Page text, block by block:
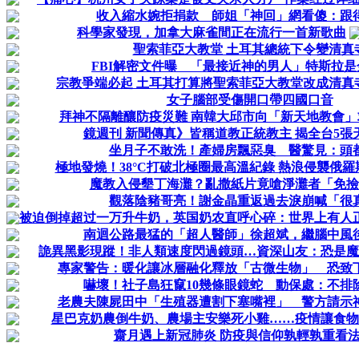
收入縮水婉拒捐款 師姐「神回」網看傻：跟
科學家發現，加拿大麻雀間正在流行一首新歌曲
聖索菲亞大教堂 土耳其總統下令變清真
FBI解密文件曝 「最接近神的男人」特斯拉是
宗教爭端必起 土耳其打算將聖索菲亞大教堂改成清真
女子腦部受傷開口帶四國口音
拜神不隔離釀防疫災難 南韓大邱市向「新天地教會
鏡週刊 新聞傳真》皆稱道教正統教主 揭全台5張
坐月子不敢洗！產婦房飄惡臭 醫驚見：頭
極地發燒！38°C打破北極圈最高溫紀錄 熱浪侵襲俄
魔教入侵墾丁海灘？亂撒紙片竟嗆淨灘者「免
觀落陰豬哥亮！謝金晶重返過去淚崩喊「很
被迫倒掉超过一万升牛奶，英国奶农直呼心碎：世界上有人
南迴公路最猛的「超人醫師」徐超斌，繼腦中風
詭異黑影現蹤！非人類速度閃過鏡頭…資深山友：恐是
專家警告：暖化讓冰層融化釋放「古微生物」 恐致
嚇壞！社子島狂竄10幾條眼鏡蛇 動保處：不排
老農夫陳屍田中「生殖器遭割下塞嘴裡」 警方請示
星巴克奶農倒牛奶、農場主安樂死小雞……疫情讓食
齋月遇上新冠肺炎 防疫與信仰孰輕孰重看